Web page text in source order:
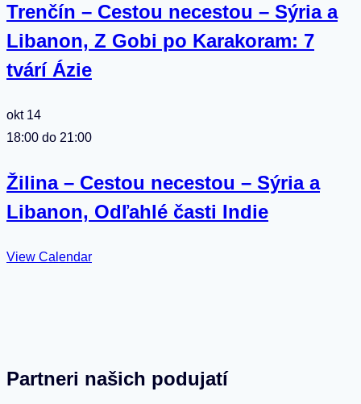
Trenčín – Cestou necestou – Sýria a
Libanon, Z Gobi po Karakoram: 7
tvárí Ázie
okt 14
18:00 do 21:00
Žilina – Cestou necestou – Sýria a
Libanon, Odľahlé časti Indie
View Calendar
Partneri našich podujatí